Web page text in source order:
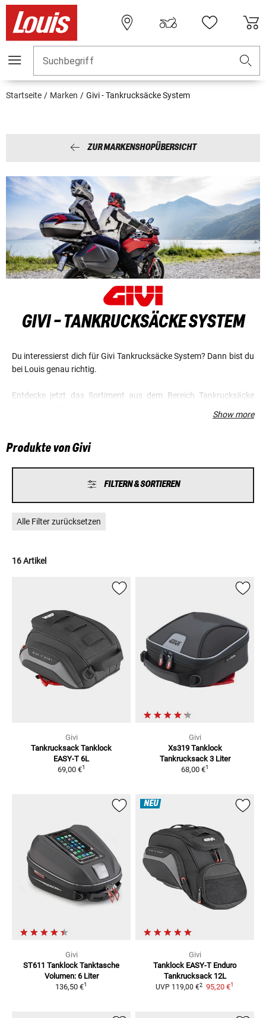
Suchbegriff
Startseite Marken Givi - Tankrucksäcke System
ZUR MARKENSHOPÜBERSICHT
GIVI - TANKRUCKSÄCKE SYSTEM
Du interessierst dich für Givi Tankrucksäcke System? Dann bist du
bei Louis genau richtig.
Entdecke jetzt das Sortiment aus dem Bereich Tankrucksäcke
Show more
Produkte von Givi
FILTERN & SORTIEREN
Alle Filter zurücksetzen
16 Artikel
Givi
Tankrucksack Tanklock
EASY-T 6L
69,00 €1
Givi
Xs319 Tanklock
Tankrucksack 3 Liter
68,00 €1
Givi
ST611 Tanklock Tanktasche
Volumen: 6 Liter
136,50 €1
NEU
Givi
Tanklock EASY-T Enduro
Tankrucksack 12L
UVP 119,00 €2 95,20 €1